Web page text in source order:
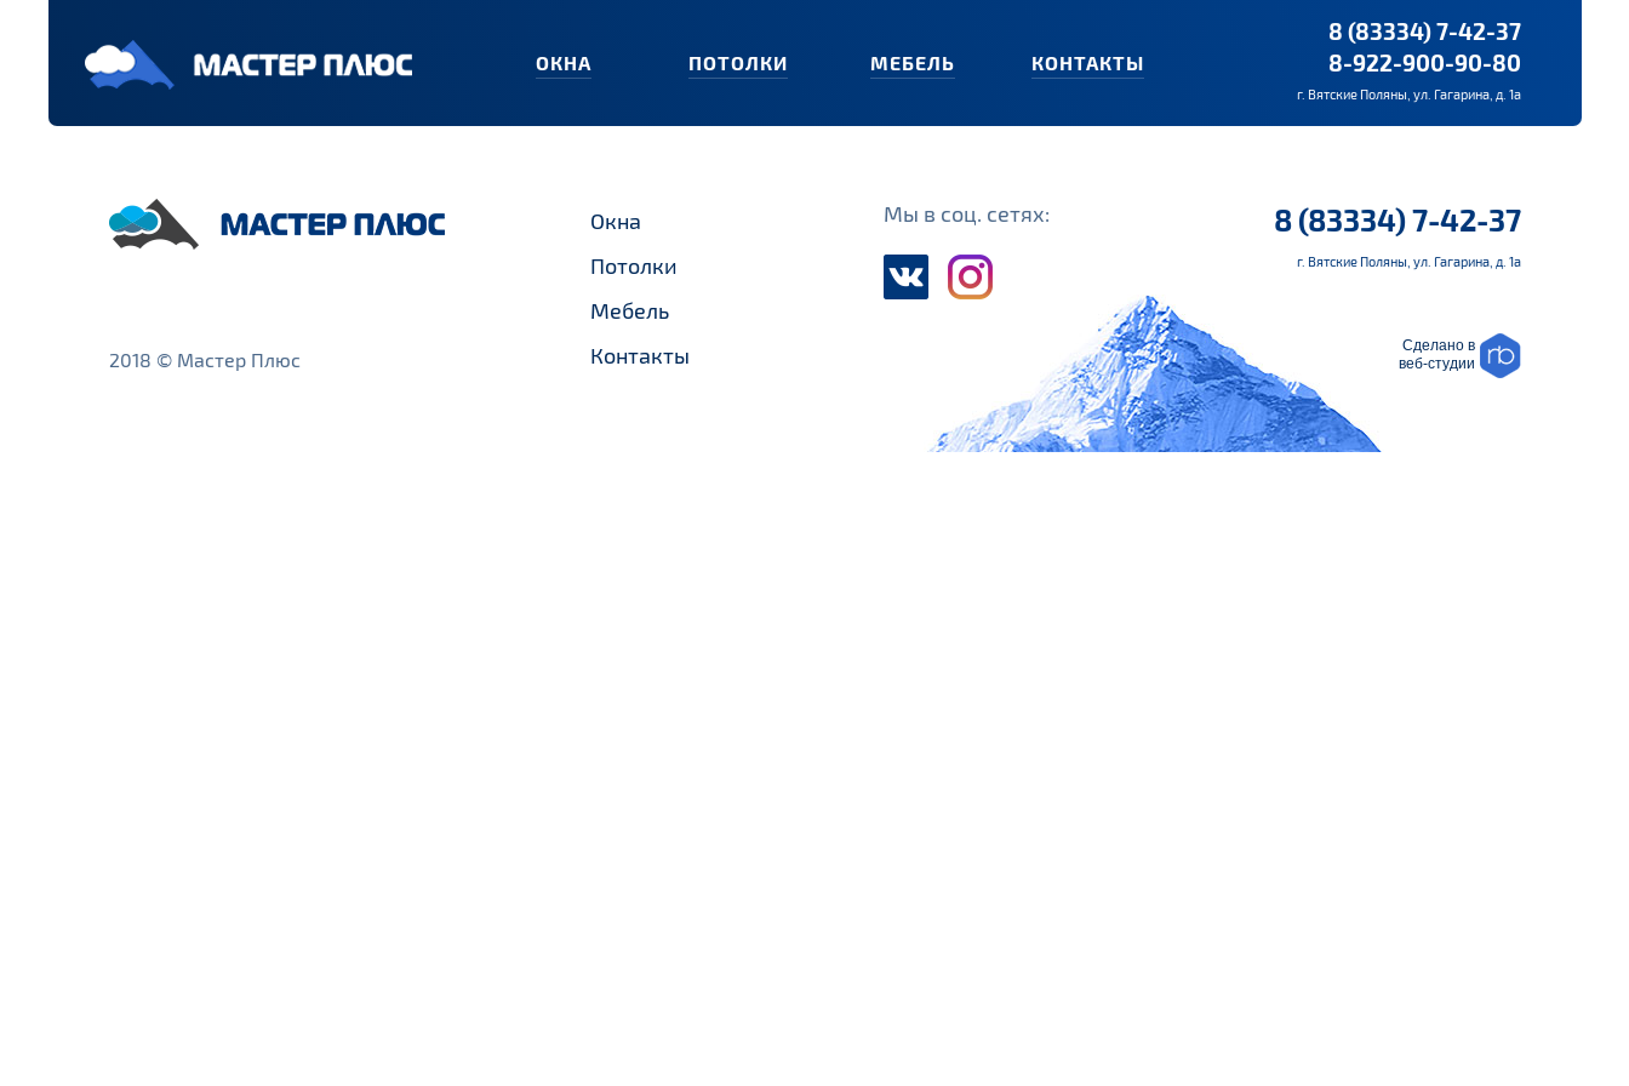
ОКНА ПОТОЛКИ МЕБЕЛЬ КОНТАКТЫ
8 (83334) 7-42-37
8-922-900-90-80
г. Вятские Поляны, ул. Гагарина, д. 1а
2018 © Мастер Плюс
Окна
Потолки
Мебель
Контакты
Мы в соц. сетях: 8 (83334) 7-42-37
г. Вятские Поляны, ул. Гагарина, д. 1а
Сделано в
веб-студии